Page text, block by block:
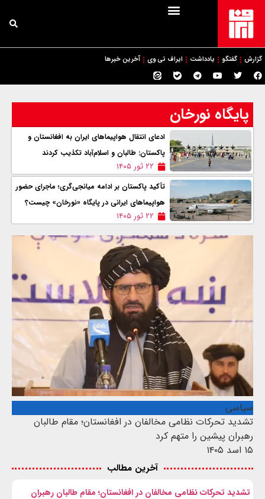
گزارش گفتگو یادداشت ایراف تی وی آخرین خبرها
پایگاه نورخان
ادعای انتقال هواپیماهای ایران به افغانستان و
پاکستان: طالبان و اسلام‌آباد تکذیب کردند
۲۲ ثور ۱۴۰۵
تأکید پاکستان بر ادامه میانجی‌گری؛ ماجرای حضور
هواپیماهای ایرانی در پایگاه «نورخان» چیست؟
۲۲ ثور ۱۴۰۵
سیاسی
تشدید تحرکات نظامی مخالفان در افغانستان؛ مقام طالبان
رهبران پیشین را متهم کرد
۱۵ اسد ۱۴۰۵
آخرین مطالب
تشدید تحرکات نظامی مخالفان در افغانستان؛ مقام طالبان رهبران